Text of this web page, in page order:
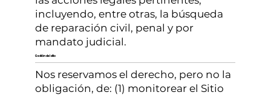
incluyendo, entre otras, la búsqueda
de reparación civil, penal y por
mandato judicial.
Gestión del sitio
Nos reservamos el derecho, pero no la
obligación, de: (1) monitorear el Sitio